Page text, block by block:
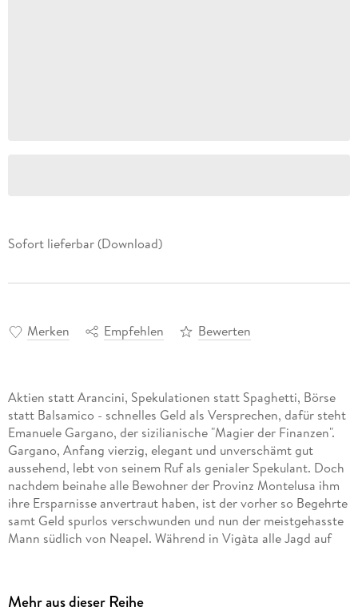
Sofort lieferbar (Download)
Merken Empfehlen Bewerten
Aktien statt Arancini, Spekulationen statt Spaghetti, Börse
statt Balsamico - schnelles Geld als Versprechen, dafür steht
Emanuele Gargano, der sizilianische "Magier der Finanzen".
Gargano, Anfang vierzig, elegant und unverschämt gut
aussehend, lebt von seinem Ruf als genialer Spekulant. Doch
nachdem beinahe alle Bewohner der Provinz Montelusa ihm
ihre Ersparnisse anvertraut haben, ist der vorher so Begehrte
samt Geld spurlos verschwunden und nun der meistgehasste
Mann südlich von Neapel. Während in Vigàta alle Jagd auf
hinter Garganos mysteriösem Verschwinden steckt . . .
Mehr aus dieser Reihe